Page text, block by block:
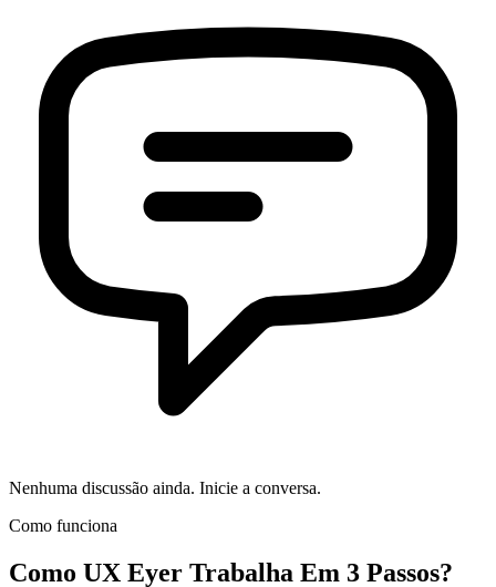
Nenhuma discussão ainda. Inicie a conversa.
Como funciona
Como UX Eyer Trabalha Em 3 Passos?